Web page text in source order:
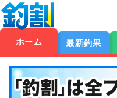
ホーム 最新釣果